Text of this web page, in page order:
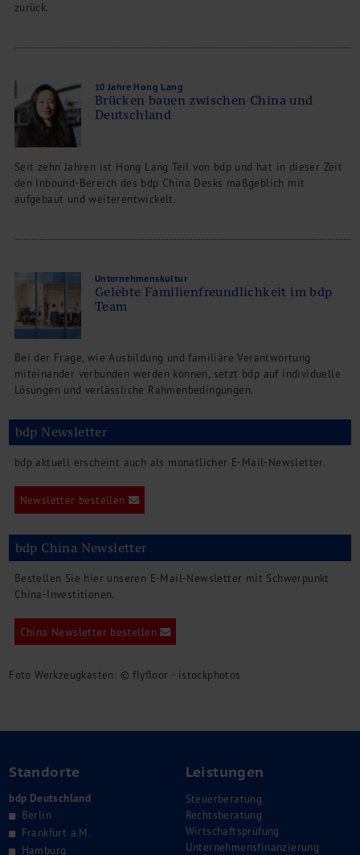
zurück.
10 Jahre Hong Lang
Brücken bauen zwischen China und
Deutschland
Seit zehn Jahren ist Hong Lang Teil von bdp und hat in dieser Zeit
den Inbound-Bereich des bdp China Desks maßgeblich mit
aufgebaut und weiterentwickelt.
Unternehmenskultur
Gelebte Familienfreundlichkeit im bdp
Team
Bei der Frage, wie Ausbildung und familiäre Verantwortung
miteinander verbunden werden können, setzt bdp auf individuelle
Lösungen und verlässliche Rahmenbedingungen.
bdp Newsletter
bdp aktuell erscheint auch als monatlicher E-Mail-Newsletter.
Newsletter bestellen
bdp China Newsletter
Bestellen Sie hier unseren E-Mail-Newsletter mit Schwerpunkt
China-Investitionen.
China Newsletter bestellen
Foto Werkzeugkasten: © flyfloor - istockphotos
Standorte
bdp Deutschland
Berlin
Frankfurt a.M.
Hamburg
Leistungen
Steuerberatung
Rechtsberatung
Wirtschaftsprüfung
Unternehmensfinanzierung